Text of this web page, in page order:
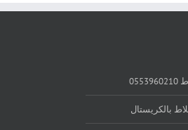
بالكريستال